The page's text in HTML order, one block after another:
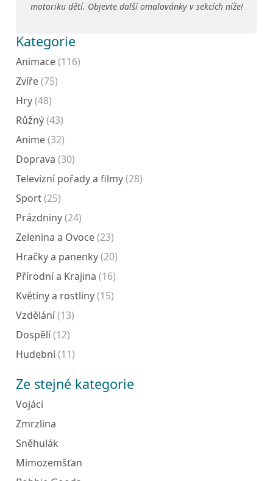
motoriku dětí. Objevte další omalovánky v sekcích níže!
Kategorie
Animace(116)
Zvíře(75)
Hry(48)
Růžný(43)
Anime(32)
Doprava (30)
Televizní pořady a filmy(28)
Sport(25)
Prázdniny(24)
Zelenina a Ovoce(23)
Hračky a panenky(20)
Přírodní a Krajina (16)
Květiny a rostliny(15)
Vzdělání(13)
Dospělí(12)
Hudební(11)
Ze stejné kategorie
Vojáci
Zmrzlina
Sněhulák
Mimozemšťan